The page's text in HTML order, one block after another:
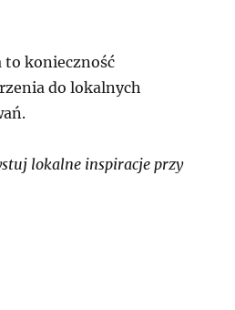
to konieczność
do lokalnych
lokalne inspiracje przy